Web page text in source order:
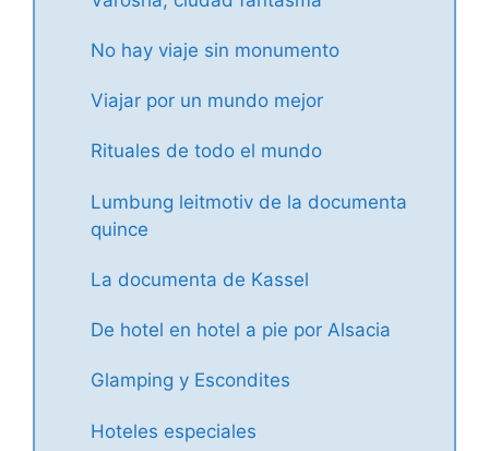
No hay viaje sin monumento
Viajar por un mundo mejor
Rituales de todo el mundo
Lumbung leitmotiv de la documenta
quince
La documenta de Kassel
De hotel en hotel a pie por Alsacia
Glamping y Escondites
Hoteles especiales